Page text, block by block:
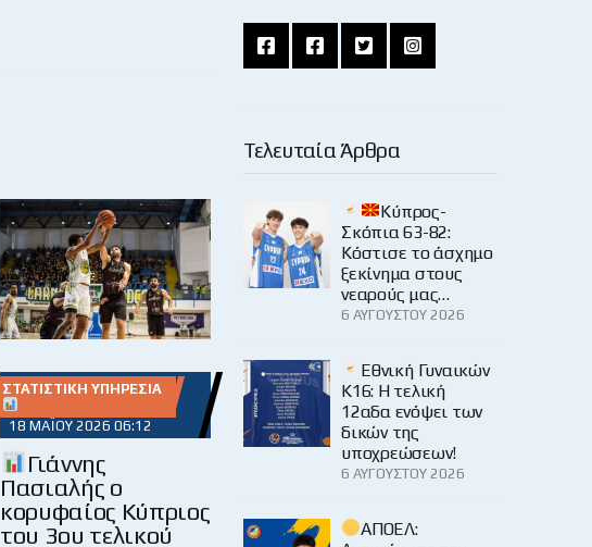
ΣΤΑΤΙΣΤΙΚΉ ΥΠΗΡΕΣΊΑ
18 ΜΑΪ́ΟΥ 2026 06:12
Γιάννης
Πασιαλής ο
κορυφαίος Κύπριος
του 3ου τελικού
Τελευταία Άρθρα
Κύπρος-
Σκόπια 63-82:
Κόστισε το άσχημο
ξεκίνημα στους
νεαρούς μας…
6 ΑΥΓΟΎΣΤΟΥ 2026
Εθνική Γυναικών
Κ16: Η τελική
12αδα ενόψει των
δικών της
υποχρεώσεων!
6 ΑΥΓΟΎΣΤΟΥ 2026
ΑΠΟΕΛ: